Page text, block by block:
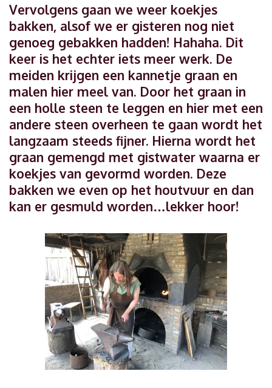
Vervolgens gaan we weer koekjes
bakken, alsof we er gisteren nog niet
genoeg gebakken hadden! Hahaha. Dit
keer is het echter iets meer werk. De
meiden krijgen een kannetje graan en
malen hier meel van. Door het graan in
een holle steen te leggen en hier met een
andere steen overheen te gaan wordt het
langzaam steeds fijner. Hierna wordt het
graan gemengd met gistwater waarna er
koekjes van gevormd worden. Deze
bakken we even op het houtvuur en dan
kan er gesmuld worden…lekker hoor!